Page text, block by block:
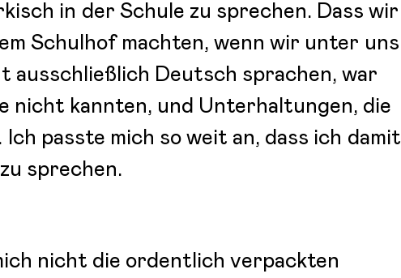
in der Schule zu sprechen. Dass wir
Schulhof machten, wenn wir unter uns
ausschließlich Deutsch sprachen, war
nicht kannten, und Unterhaltungen, die
passte mich so weit an, dass ich damit
sprechen.
nicht die ordentlich verpackten